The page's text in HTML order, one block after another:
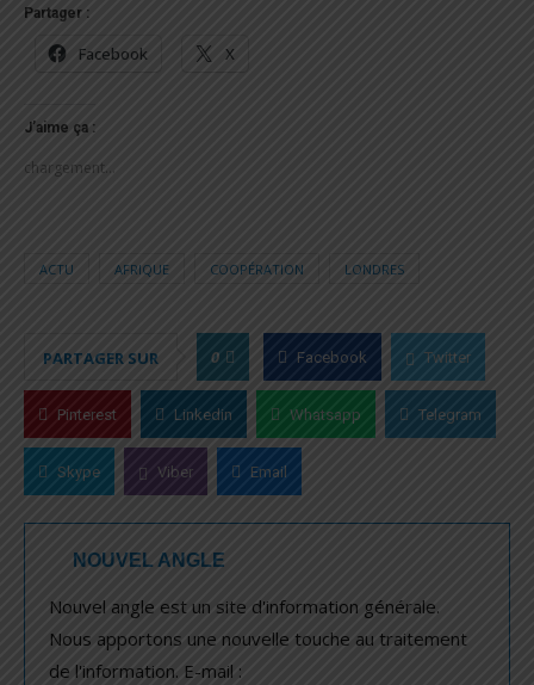
Partager :
Facebook X
J’aime ça :
chargement…
ACTU AFRIQUE COOPÉRATION LONDRES
PARTAGER SUR 0 Facebook Twitter
Pinterest Linkedin Whatsapp Telegram
Skype Viber Email
NOUVEL ANGLE
Nouvel angle est un site d'information générale.
Nous apportons une nouvelle touche au traitement
de l'information. E-mail :